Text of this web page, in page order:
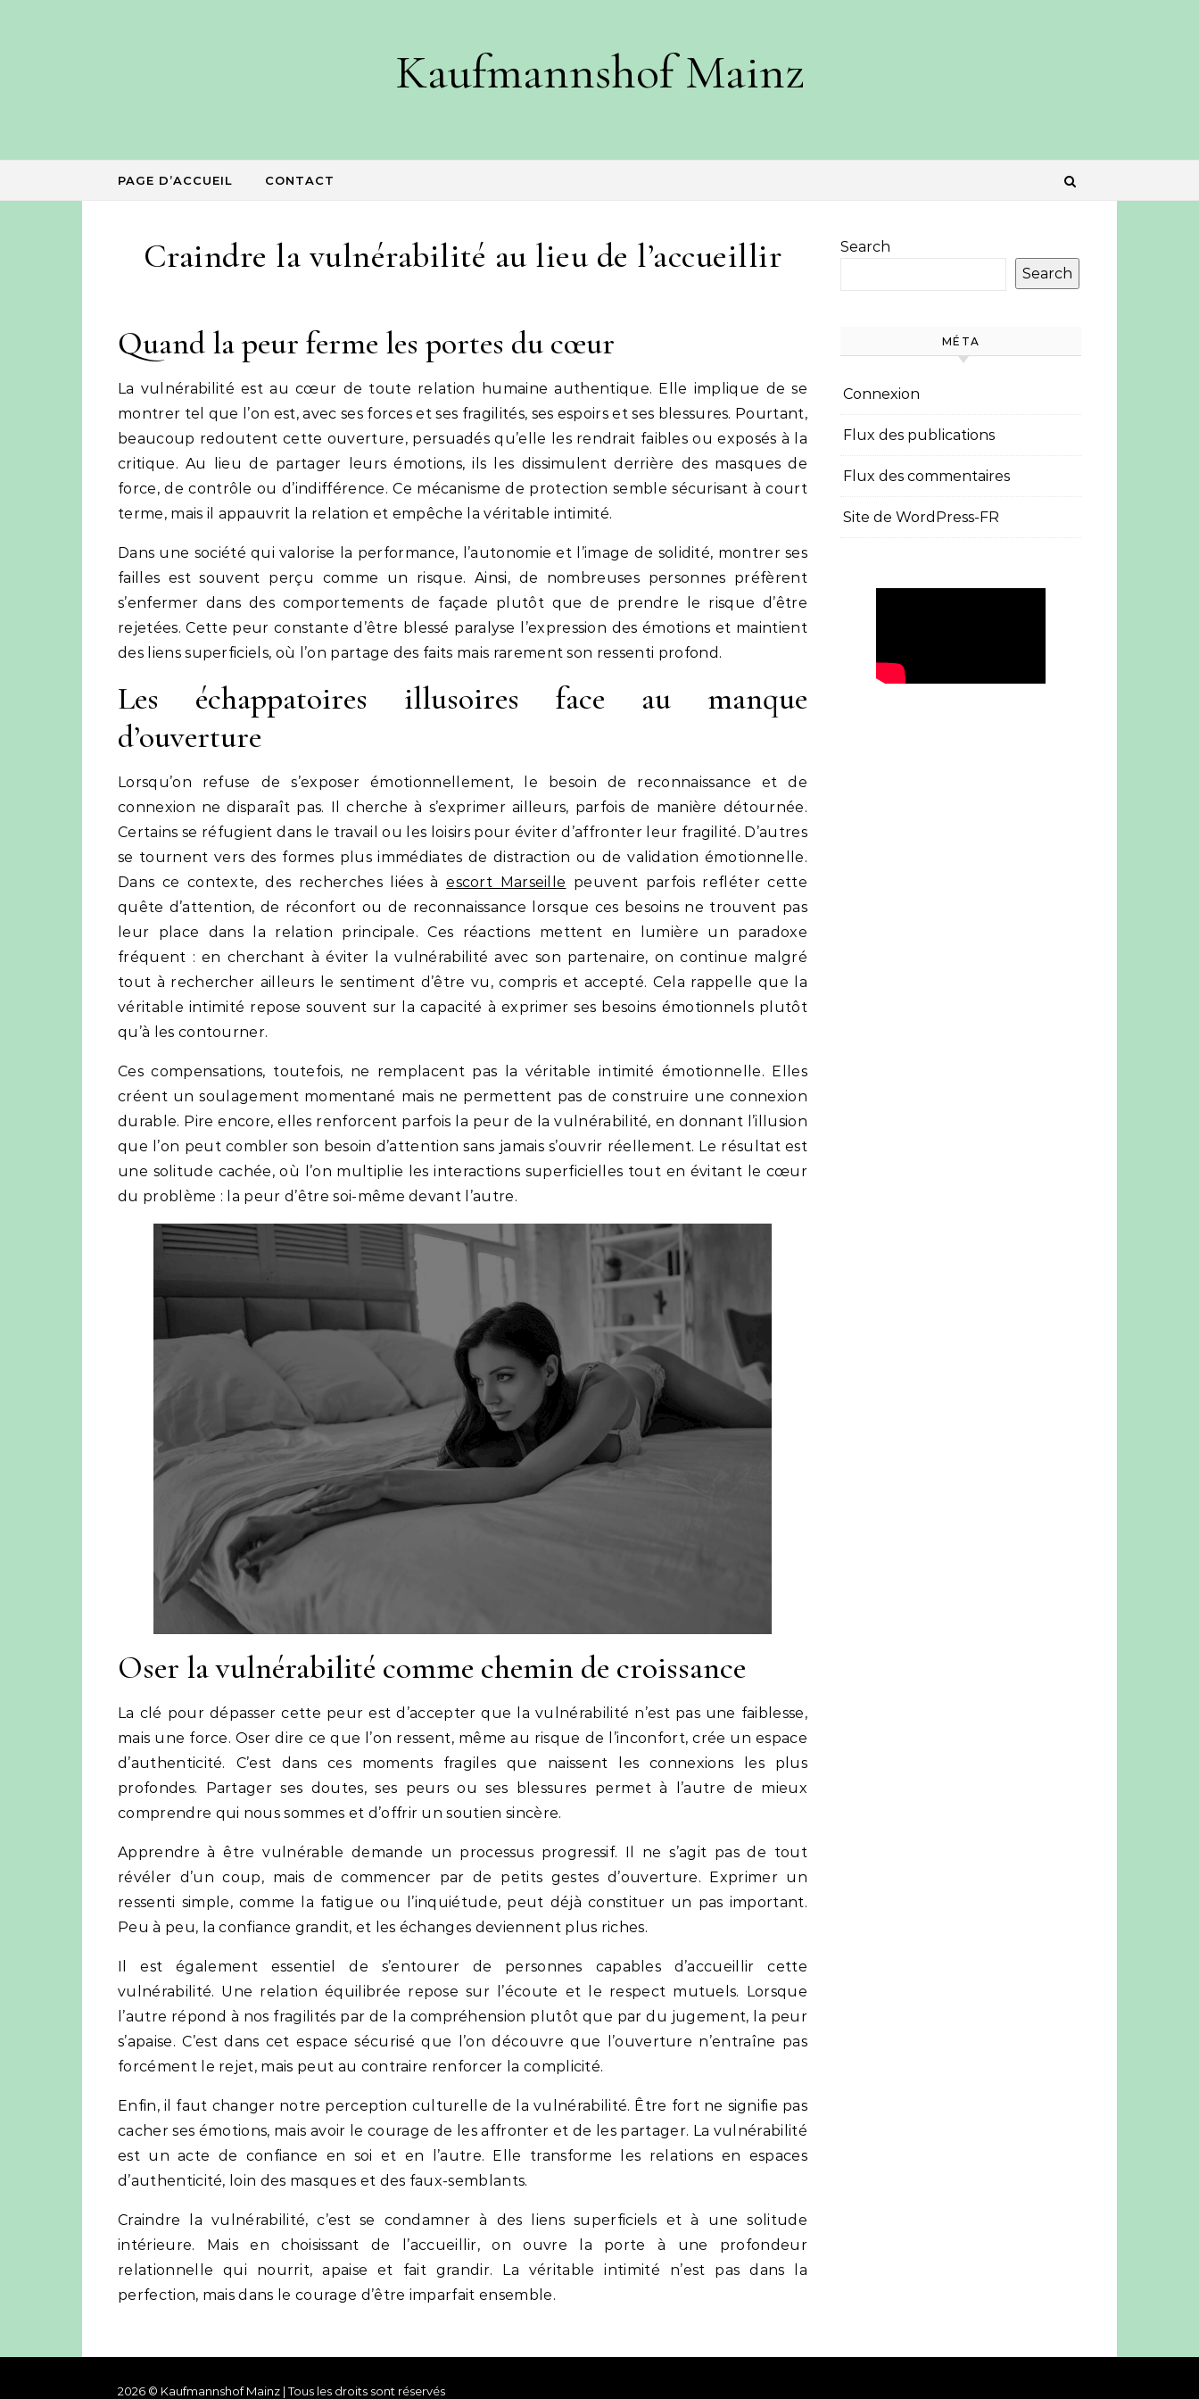
Kaufmannshof Mainz
PAGE D’ACCUEIL CONTACT
Craindre la vulnérabilité au lieu de l’accueillir
Quand la peur ferme les portes du cœur
La vulnérabilité est au cœur de toute relation humaine authentique. Elle implique de se
montrer tel que l’on est, avec ses forces et ses fragilités, ses espoirs et ses blessures. Pourtant,
beaucoup redoutent cette ouverture, persuadés qu’elle les rendrait faibles ou exposés à la
critique. Au lieu de partager leurs émotions, ils les dissimulent derrière des masques de
force, de contrôle ou d’indifférence. Ce mécanisme de protection semble sécurisant à court
terme, mais il appauvrit la relation et empêche la véritable intimité.
Dans une société qui valorise la performance, l’autonomie et l’image de solidité, montrer ses
failles est souvent perçu comme un risque. Ainsi, de nombreuses personnes préfèrent
s’enfermer dans des comportements de façade plutôt que de prendre le risque d’être
rejetées. Cette peur constante d’être blessé paralyse l’expression des émotions et maintient
des liens superficiels, où l’on partage des faits mais rarement son ressenti profond.
Les échappatoires illusoires face au manque
d’ouverture
Lorsqu’on refuse de s’exposer émotionnellement, le besoin de reconnaissance et de
connexion ne disparaît pas. Il cherche à s’exprimer ailleurs, parfois de manière détournée.
Certains se réfugient dans le travail ou les loisirs pour éviter d’affronter leur fragilité. D’autres
se tournent vers des formes plus immédiates de distraction ou de validation émotionnelle.
Dans ce contexte, des recherches liées àescort Marseille peuvent parfois refléter cette
quête d’attention, de réconfort ou de reconnaissance lorsque ces besoins ne trouvent pas
leur place dans la relation principale. Ces réactions mettent en lumière un paradoxe
fréquent : en cherchant à éviter la vulnérabilité avec son partenaire, on continue malgré
tout à rechercher ailleurs le sentiment d’être vu, compris et accepté. Cela rappelle que la
véritable intimité repose souvent sur la capacité à exprimer ses besoins émotionnels plutôt
qu’à les contourner.
Ces compensations, toutefois, ne remplacent pas la véritable intimité émotionnelle. Elles
créent un soulagement momentané mais ne permettent pas de construire une connexion
durable. Pire encore, elles renforcent parfois la peur de la vulnérabilité, en donnant l’illusion
que l’on peut combler son besoin d’attention sans jamais s’ouvrir réellement. Le résultat est
une solitude cachée, où l’on multiplie les interactions superficielles tout en évitant le cœur
du problème : la peur d’être soi-même devant l’autre.
Oser la vulnérabilité comme chemin de croissance
La clé pour dépasser cette peur est d’accepter que la vulnérabilité n’est pas une faiblesse,
mais une force. Oser dire ce que l’on ressent, même au risque de l’inconfort, crée un espace
d’authenticité. C’est dans ces moments fragiles que naissent les connexions les plus
profondes. Partager ses doutes, ses peurs ou ses blessures permet à l’autre de mieux
comprendre qui nous sommes et d’offrir un soutien sincère.
Apprendre à être vulnérable demande un processus progressif. Il ne s’agit pas de tout
révéler d’un coup, mais de commencer par de petits gestes d’ouverture. Exprimer un
ressenti simple, comme la fatigue ou l’inquiétude, peut déjà constituer un pas important.
Peu à peu, la confiance grandit, et les échanges deviennent plus riches.
Il est également essentiel de s’entourer de personnes capables d’accueillir cette
vulnérabilité. Une relation équilibrée repose sur l’écoute et le respect mutuels. Lorsque
l’autre répond à nos fragilités par de la compréhension plutôt que par du jugement, la peur
s’apaise. C’est dans cet espace sécurisé que l’on découvre que l’ouverture n’entraîne pas
forcément le rejet, mais peut au contraire renforcer la complicité.
Enfin, il faut changer notre perception culturelle de la vulnérabilité. Être fort ne signifie pas
cacher ses émotions, mais avoir le courage de les affronter et de les partager. La vulnérabilité
est un acte de confiance en soi et en l’autre. Elle transforme les relations en espaces
d’authenticité, loin des masques et des faux-semblants.
Craindre la vulnérabilité, c’est se condamner à des liens superficiels et à une solitude
intérieure. Mais en choisissant de l’accueillir, on ouvre la porte à une profondeur
relationnelle qui nourrit, apaise et fait grandir. La véritable intimité n’est pas dans la
perfection, mais dans le courage d’être imparfait ensemble.
Search
Search
MÉTA
Connexion
Flux des publications
Flux des commentaires
Site de WordPress-FR
2026 © Kaufmannshof Mainz | Tous les droits sont réservés